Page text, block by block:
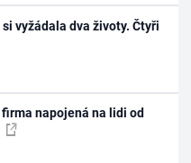
vyžádala dva životy. Čtyři
napojená na lidi od